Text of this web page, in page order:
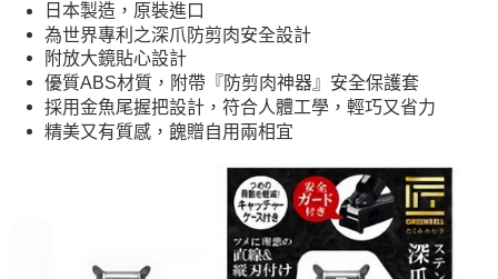
日本製造，原裝進口
為世界專利之深爪防剪肉安全設計
附放大鏡貼心設計
優質ABS材質，附帶『防剪肉神器』安全保護套
採用金魚尾握把設計，符合人體工學，輕巧又省力
精美又有質感，餽贈自用兩相宜